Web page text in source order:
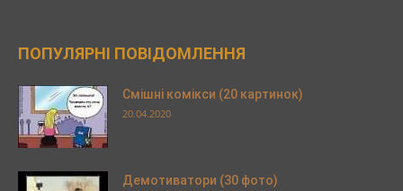
ПОПУЛЯРНІ ПОВІДОМЛЕННЯ
Смішні комікси (20 картинок)
20.04.2020
Демотиватори (30 фото)